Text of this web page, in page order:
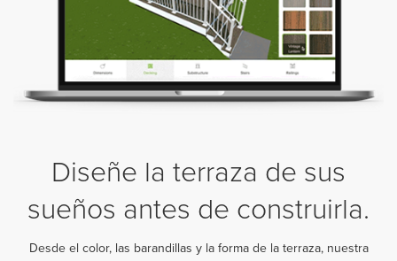
Diseñe la terraza de sus
sueños antes de construirla.
Desde el color, las barandillas y la forma de la terraza, nuestra